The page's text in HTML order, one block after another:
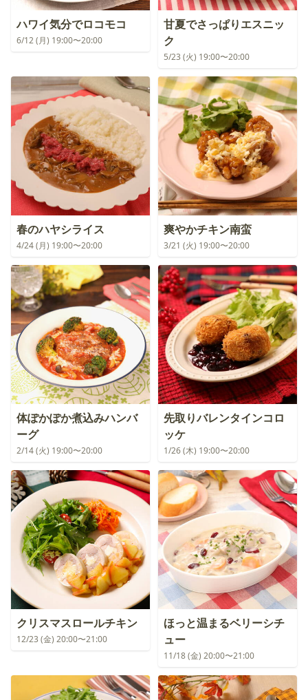
ハワイ気分でロコモコ
6/12 (月) 19:00〜20:00
甘夏でさっぱりエスニッ
ク
5/23 (火) 19:00〜20:00
春のハヤシライス
4/24 (月) 19:00〜20:00
爽やかチキン南蛮
3/21 (火) 19:00〜20:00
体ぽかぽか煮込みハンバ
ーグ
2/14 (火) 19:00〜20:00
先取りバレンタインコロ
ッケ
1/26 (木) 19:00〜20:00
クリスマスロールチキン
12/23 (金) 20:00〜21:00
ほっと温まるベリーシチ
ュー
11/18 (金) 20:00〜21:00